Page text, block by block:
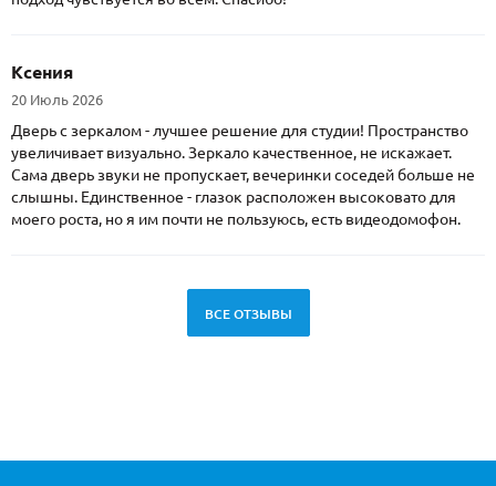
Ксения
20 Июль 2026
Дверь с зеркалом - лучшее решение для студии! Пространство
увеличивает визуально. Зеркало качественное, не искажает.
Сама дверь звуки не пропускает, вечеринки соседей больше не
слышны. Единственное - глазок расположен высоковато для
моего роста, но я им почти не пользуюсь, есть видеодомофон.
ВСЕ ОТЗЫВЫ